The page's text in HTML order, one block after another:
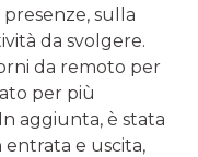
sulla
da svolgere.
da remoto per
per più
aggiunta, è stata
entrata e uscita,